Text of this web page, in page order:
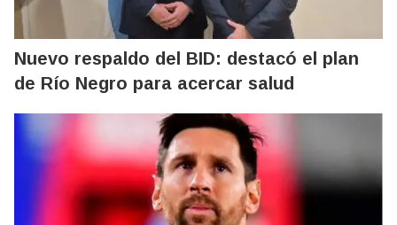
Nuevo respaldo del BID: destacó el plan
de Río Negro para acercar salud